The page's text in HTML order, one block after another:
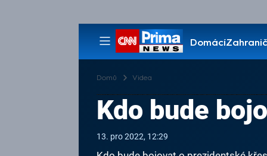
Domácí
Pořady
Domů Videa
Kdo bude
13. pro 2022, 12:29